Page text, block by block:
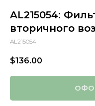
AL215054:
вторичного
AL215054
$136.00